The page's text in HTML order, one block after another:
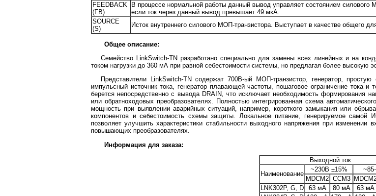
FEEDBACK
(FB)
В процессе нормальной работы данный вывод управляет состоянием
если ток через данный вывод превышает 49 мкА.
SOURCE
(S)
Исток внутреннего силового МОП-транзистора. Выступает в качестве общего
Общее описание:
Семейство LinkSwitch-TN разработано специально для замены всех линейных и на
током нагрузки до 360 мА при равной себестоимости системы, но предлагая более высокую
Представители LinkSwitch-TN содержат 700В-ый МОП-транзистор, генератор,
импульсный источник тока, генератор плавающей частоты, пошаговое ограничение тока
берется непосредственно с вывода DRAIN, что исключает необходимость формирования
или обратноходовых преобразователях. Полностью интегрированная схема
мощность при выявлении аварийных ситуаций, например, короткого замыкания или
компонентов и себестоимость схемы защиты. Локальное питание, генерируемое самой
позволяет улучшить характеристики стабильности выходного напряжения при
повышающих преобразователях.
Информация для заказа:
Выходной ток
Наименование
~230B ±15%
MDCM2 CCM3
LNK302P, G, D
63 мА 80 мА 63 мА